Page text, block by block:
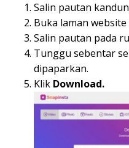
Salin pautan
Buka laman website
Salin pautan pada
Tunggu sebentar
dipaparkan.
Klik Download.